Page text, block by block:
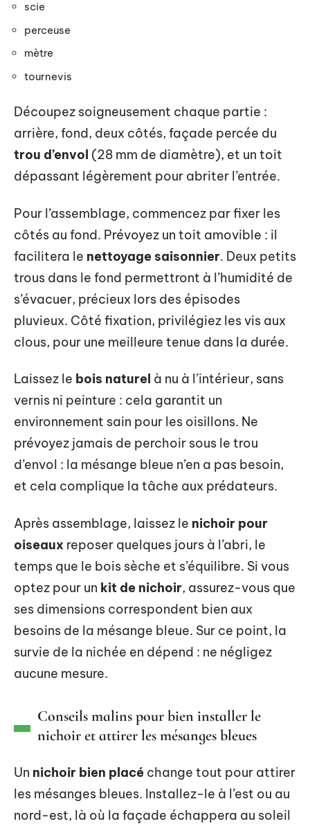
scie
perceuse
mètre
tournevis
Découpez soigneusement chaque partie :
arrière, fond, deux côtés, façade percée du
trou d’envol (28 mm de diamètre), et un toit
dépassant légèrement pour abriter l’entrée.
Pour l’assemblage, commencez par fixer les
côtés au fond. Prévoyez un toit amovible : il
facilitera le nettoyage saisonnier. Deux petits
trous dans le fond permettront à l’humidité de
s’évacuer, précieux lors des épisodes
pluvieux. Côté fixation, privilégiez les vis aux
clous, pour une meilleure tenue dans la durée.
Laissez le bois naturel à nu à l’intérieur, sans
vernis ni peinture : cela garantit un
environnement sain pour les oisillons. Ne
prévoyez jamais de perchoir sous le trou
d’envol : la mésange bleue n’en a pas besoin,
et cela complique la tâche aux prédateurs.
Après assemblage, laissez le nichoir pour
oiseaux reposer quelques jours à l’abri, le
temps que le bois sèche et s’équilibre. Si vous
optez pour un kit de nichoir, assurez-vous que
ses dimensions correspondent bien aux
besoins de la mésange bleue. Sur ce point, la
survie de la nichée en dépend : ne négligez
aucune mesure.
Conseils malins pour bien installer le
nichoir et attirer les mésanges bleues
Un nichoir bien placé change tout pour attirer
les mésanges bleues. Installez-le à l’est ou au
nord-est, là où la façade échappera au soleil